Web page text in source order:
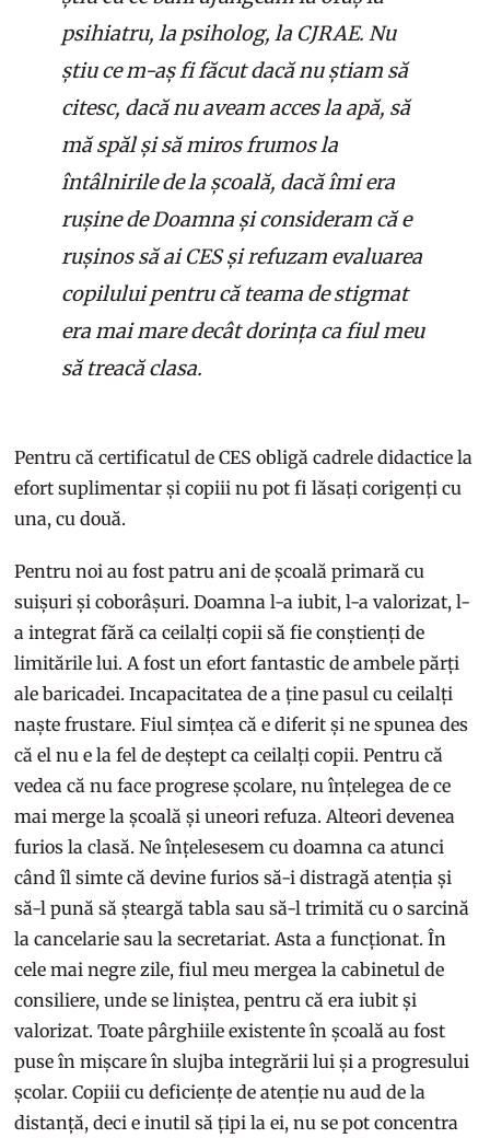
psihiatru, la psiholog, la CJRAE. Nu
știu ce m-aș fi făcut dacă nu știam să
citesc, dacă nu aveam acces la apă, să
mă spăl și să miros frumos la
întâlnirile de la școală, dacă îmi era
rușine de Doamna și consideram că e
rușinos să ai CES și refuzam evaluarea
copilului pentru că teama de stigmat
era mai mare decât dorința ca fiul meu
să treacă clasa.
Pentru că certificatul de CES obligă cadrele didactice la
efort suplimentar și copiii nu pot fi lăsați corigenți cu
una, cu două.
Pentru noi au fost patru ani de școală primară cu
suișuri și coborâșuri. Doamna l-a iubit, l-a valorizat, l-
a integrat fără ca ceilalți copii să fie conștienți de
limitările lui. A fost un efort fantastic de ambele părți
ale baricadei. Incapacitatea de a ține pasul cu ceilalți
naște frustare. Fiul simțea că e diferit și ne spunea des
că el nu e la fel de deștept ca ceilalți copii. Pentru că
vedea că nu face progrese școlare, nu înțelegea de ce
mai merge la școală și uneori refuza. Alteori devenea
furios la clasă. Ne înțelesesem cu doamna ca atunci
când îl simte că devine furios să-i distragă atenția și
să-l pună să șteargă tabla sau să-l trimită cu o sarcină
la cancelarie sau la secretariat. Asta a funcționat. În
cele mai negre zile, fiul meu mergea la cabinetul de
consiliere, unde se liniștea, pentru că era iubit și
valorizat. Toate pârghiile existente în școală au fost
puse în mișcare în slujba integrării lui și a progresului
școlar. Copiii cu deficiențe de atenție nu aud de la
distanță, deci e inutil să țipi la ei, nu se pot concentra